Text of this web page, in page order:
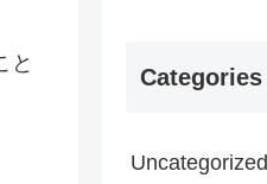
と
Categories
Uncategorized